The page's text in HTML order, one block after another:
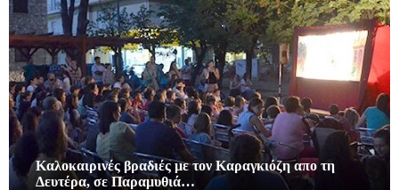
Καλοκαιρινές βραδιές με τον Καραγκιόζη απο τη
Δευτέρα, σε Παραμυθιά…